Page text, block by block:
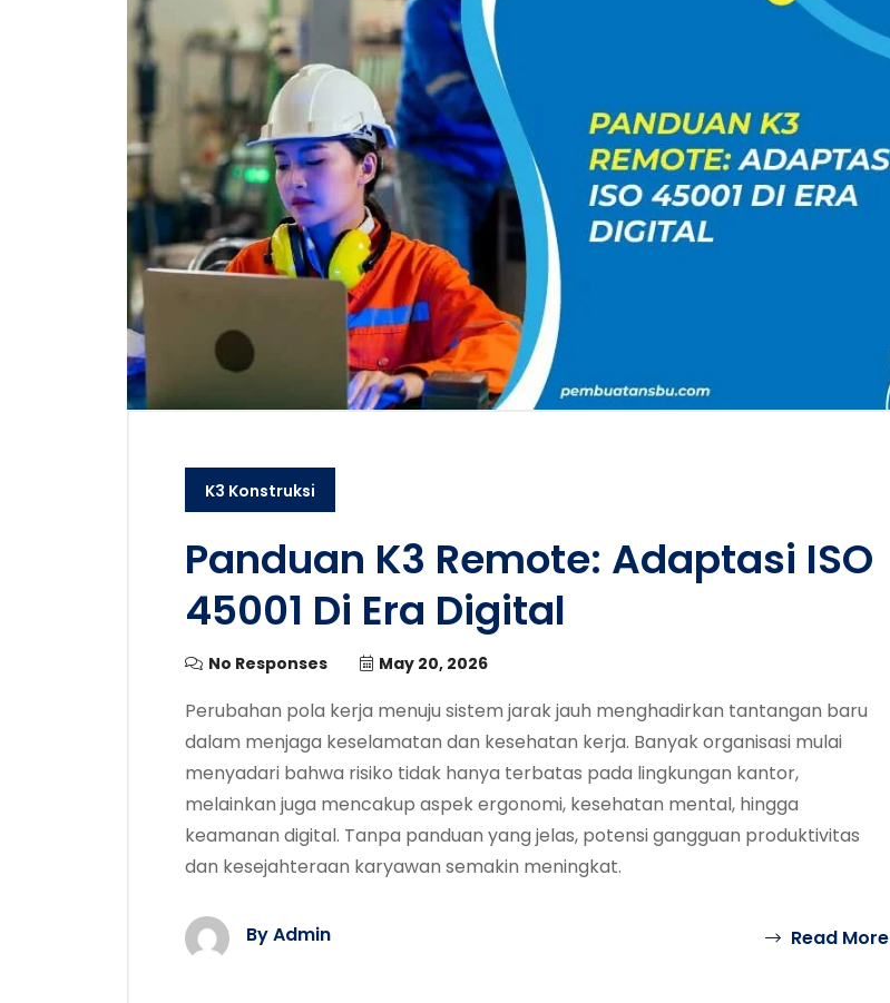
K3 Konstruksi
Panduan K3 Remote: Adaptasi ISO
45001 Di Era Digital
No Responses May 20, 2026
Perubahan pola kerja menuju sistem jarak jauh menghadirkan tantangan baru
dalam menjaga keselamatan dan kesehatan kerja. Banyak organisasi mulai
menyadari bahwa risiko tidak hanya terbatas pada lingkungan kantor,
melainkan juga mencakup aspek ergonomi, kesehatan mental, hingga
keamanan digital. Tanpa panduan yang jelas, potensi gangguan produktivitas
dan kesejahteraan karyawan semakin meningkat.
By Admin Read More